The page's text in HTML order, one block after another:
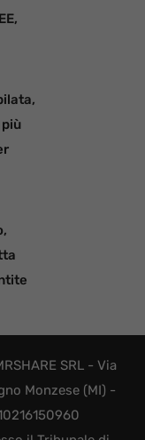
SRL - Via
Monzese (MI) -